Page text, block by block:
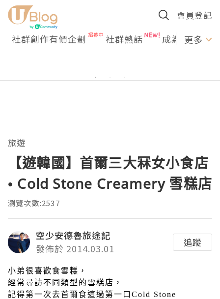
會員登記
社群創作有價企劃 社群熱話 成為U更多
旅遊
【遊韓國】首爾三大冧女小食店
• Cold Stone Creamery 雪糕店
瀏覽次數:2537
空少安德魯旅途記
發佈於 2014.03.01
追蹤
小弟很喜歡食雪糕，
經常尋訪不同類型的雪糕店，
記得第一次去首爾食這過第一口Cold Stone